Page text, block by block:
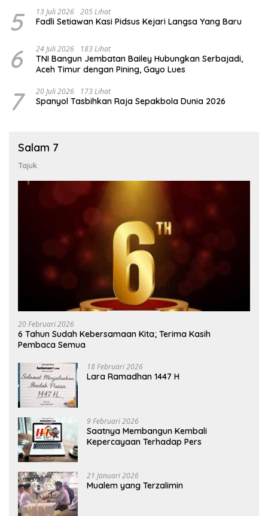
5 13 Juli 2026 205 Lihat
Fadli Setiawan Kasi Pidsus Kejari Langsa Yang Baru
6 24 Juli 2026 183 Lihat
TNI Bangun Jembatan Bailey Hubungkan Serbajadi,
Aceh Timur dengan Pining, Gayo Lues
7 20 Juli 2026 173 Lihat
Spanyol Tasbihkan Raja Sepakbola Dunia 2026
Salam 7
Tajuk
20 Februari 2026
6 Tahun Sudah Kebersamaan Kita; Terima Kasih
Pembaca Semua
18 Februari 2026
Lara Ramadhan 1447 H
9 Februari 2026
Saatnya Membangun Kembali
Kepercayaan Terhadap Pers
21 Januari 2026
Mualem yang Terzalimin